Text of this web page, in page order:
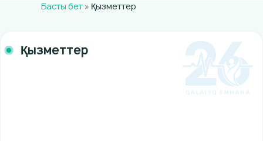
Басты бет » Қызметтер
Қызметтер